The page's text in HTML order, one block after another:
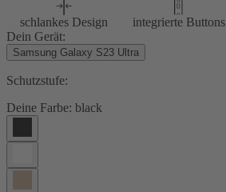
schlankes Design integrierte Buttons
Dein Gerät:
Samsung Galaxy S23 Ultra
Schutzstufe:
Deine Farbe: black